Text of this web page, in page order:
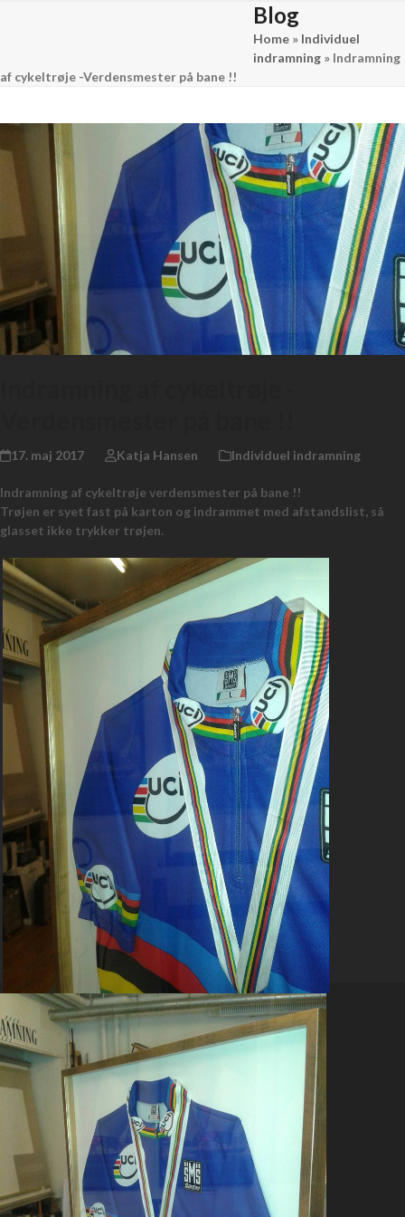
menu
menu
Blog
Home » Individuel
indramning » Indramning
af cykeltrøje -Verdensmester på bane !!
17. maj 2017 Katja Hansen Individuel indramning
Indramning af cykeltrøje verdensmester på bane !!
Trøjen er syet fast på karton og indrammet med afstandslist, så
glasset ikke trykker trøjen.